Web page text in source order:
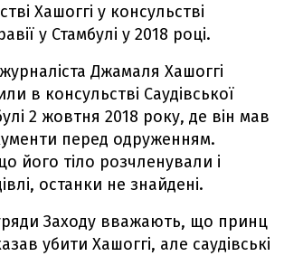
Хашоггі у консульстві
у Стамбулі у 2018 році.
Джамаля Хашоггі
в консульстві Саудівської
2 жовтня 2018 року, де він мав
перед одруженням.
його тіло розчленували і
останки не знайдені.
Заходу вважають, що принц
убити Хашоггі, але саудівські